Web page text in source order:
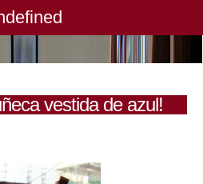
vestida de azul!